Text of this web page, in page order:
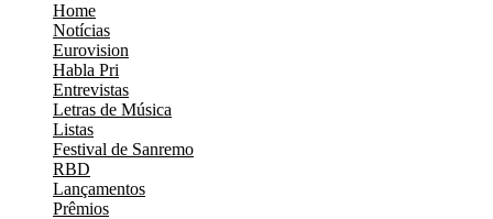
Home
Notícias
Eurovision
Habla Pri
Entrevistas
Letras de Música
Listas
Festival de Sanremo
RBD
Lançamentos
Prêmios